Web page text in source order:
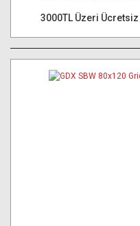
3000TL Üzeri